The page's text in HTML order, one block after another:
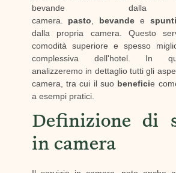
bevande dalla
camera. pasto bevande e
dalla propria camera. Questo
comodità superiore e spesso
complessiva dell'hotel. In
analizzeremo in dettaglio tutti gli
camera, tra cui il suo beneficie
a esempi pratici.
Definizione di
in camera